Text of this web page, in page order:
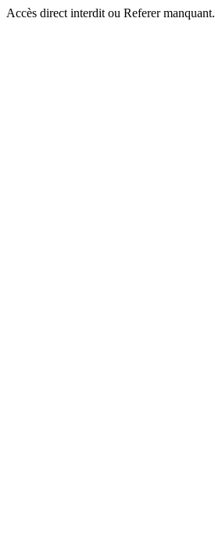
Accès direct interdit ou Referer manquant.